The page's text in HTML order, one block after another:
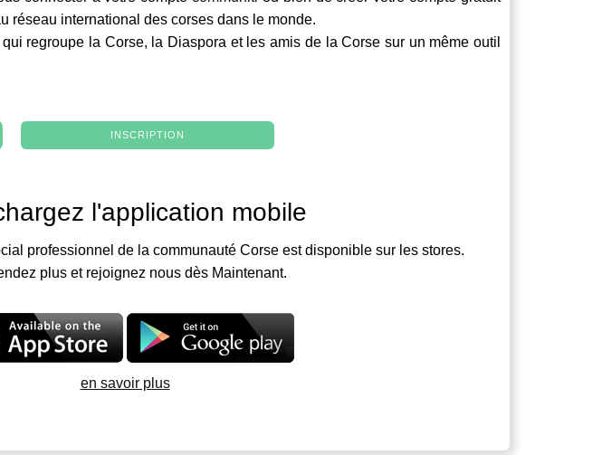
réseau international des corses dans le monde.
regroupe la Corse, la Diaspora et les amis de la Corse sur un même outil
INSCRIPTION
l'application mobile
professionnel de la communauté Corse est disponible sur les stores.
plus et rejoignez nous dès Maintenant.
en savoir plus